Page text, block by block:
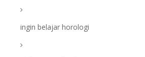
ingin belajar horologi